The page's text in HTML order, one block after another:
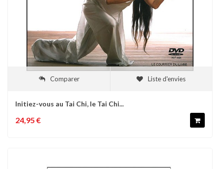
Comparer Liste d'envies
Initiez-vous au Tai Chi, le Tai Chi...
24,95 €